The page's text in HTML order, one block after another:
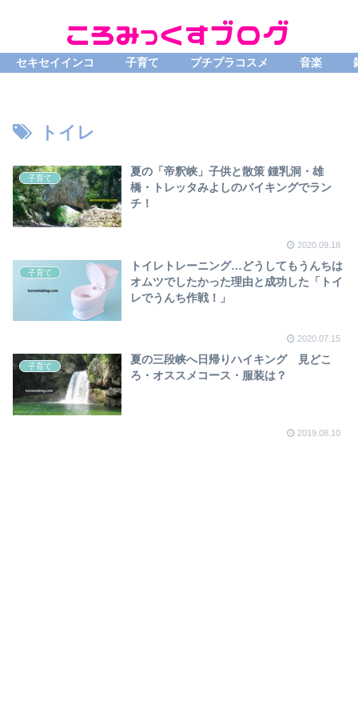
セキセイインコ 子育て プチプラコスメ 音楽
トイレ
子育て
夏の「帝釈峡」子供と散策 鍾乳洞・雄
橋・トレッタみよしのバイキングでラン
チ！
2020.09.18
子育て
トイレトレーニング…どうしてもうんちは
オムツでしたかった理由と成功した「トイ
レでうんち作戦！」
2020.07.15
子育て
夏の三段峡へ日帰りハイキング 見どこ
ろ・オススメコース・服装は？
2019.08.10